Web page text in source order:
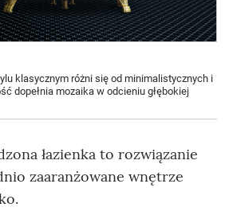
klasycznym różni się od minimalistycznych i
dopełnia mozaika w odcieniu głębokiej
łazienka to rozwiązanie
zaaranżowane wnętrze